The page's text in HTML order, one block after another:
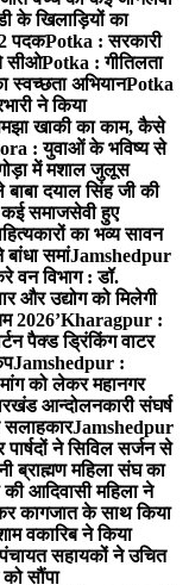
के खिलाड़ियों का
पदकPotka : सरकारी
सीओPotka : गीतिलता
स्वच्छता अभियानPotka
ने किया
खाकी का काम, कैसे
: युवाओं के भविष्य से
में मशाल जुलूस
दयाल सिंह जी की
कई समाजसेवी हुए
का भव्य सावन
समांJamshedpur
वन विभाग : डॉ.
और उद्योग को मिलेगी
2026’Kharagpur :
पैक्ड ड्रिंकिंग वाटर
Jamshedpur :
को लेकर महानगर
आन्दोलनकारी संघर्ष
सलाहकारJamshedpur
ने सिविल सर्जन से
ब्राह्मण महिला संघ का
आदिवासी महिला ने
कागजात के साथ किया
वकारिब ने किया
सहायकों ने उचित
सौंपा